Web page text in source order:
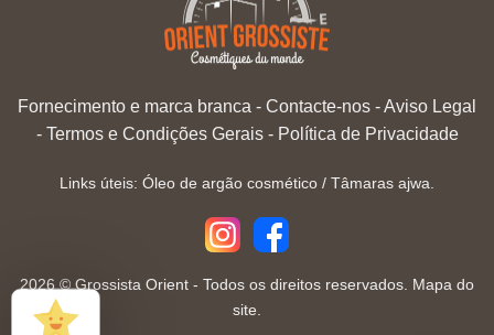
Fornecimento e marca branca - Contacte-nos -Aviso Legal
- Termos e Condições Gerais- Política de Privacidade
Links úteis: Óleo de argão cosmético / Tâmaras ajwa
2026 ©Grossista Orient - Todos os direitos reservados. Mapa do
site.